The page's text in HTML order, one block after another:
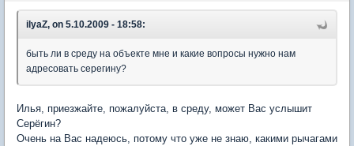
ilyaZ, on 5.10.2009 - 18:58:
быть ли в среду на объекте мне и какие вопросы нужно нам
адресовать серегину?
Илья, приезжайте, пожалуйста, в среду, может Вас услышит
Серёгин?
Очень на Вас надеюсь, потому что уже не знаю, какими рычагами